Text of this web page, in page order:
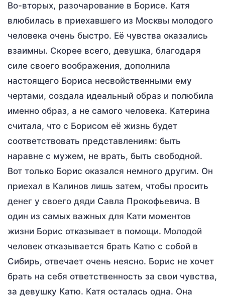
Во-вторых, разочарование в Борисе. Катя
влюбилась в приехавшего из Москвы молодого
человека очень быстро. Её чувства оказались
взаимны. Скорее всего, девушка, благодаря
силе своего воображения, дополнила
настоящего Бориса несвойственными ему
чертами, создала идеальный образ и полюбила
именно образ, а не самого человека. Катерина
считала, что с Борисом её жизнь будет
соответствовать представлениям: быть
наравне с мужем, не врать, быть свободной.
Вот только Борис оказался немного другим. Он
приехал в Калинов лишь затем, чтобы просить
денег у своего дяди Савла Прокофьевича. В
один из самых важных для Кати моментов
жизни Борис отказывает в помощи. Молодой
человек отказывается брать Катю с собой в
Сибирь, отвечает очень неясно. Борис не хочет
брать на себя ответственность за свои чувства,
за девушку Катю. Катя осталась одна. Она